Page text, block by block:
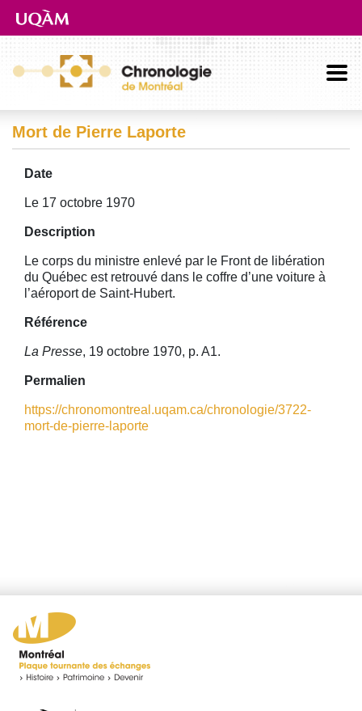
Aller directement au contenu principal
Mort de Pierre Laporte
Date
Le 17 octobre 1970
Description
Le corps du ministre enlevé par le Front de libération
du Québec est retrouvé dans le coffre d’une voiture à
l’aéroport de Saint-Hubert.
Référence
La Presse, 19 octobre 1970, p. A1.
Permalien
https://chronomontreal.uqam.ca/chronologie/3722-
mort-de-pierre-laporte